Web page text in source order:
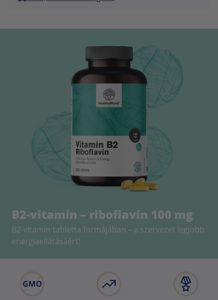
B2-vitamin – riboflavin 100 mg
B2-vitamin tabletta formájában – a szervezet legjobb
energiaellátásáért!